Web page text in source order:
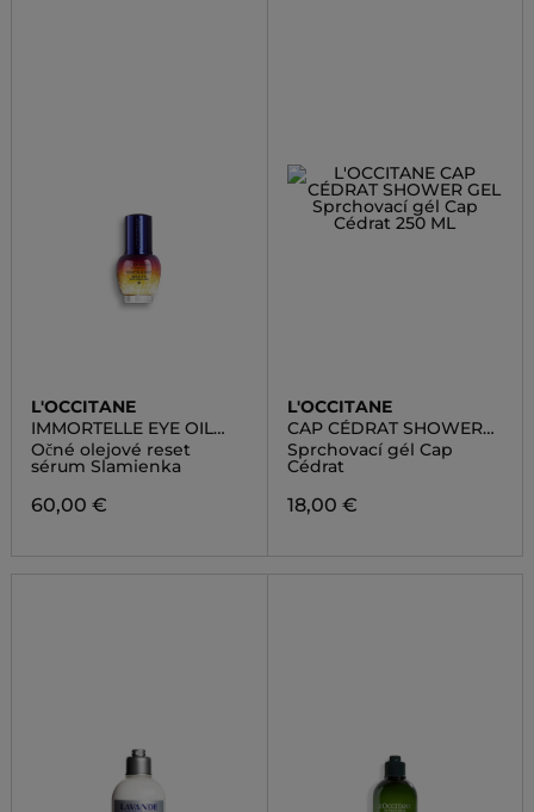
L'OCCITANE
IMMORTELLE EYE OIL
RESET SERUM
Očné olejové reset
sérum Slamienka
60,00 €
L'OCCITANE
CAP CÉDRAT SHOWER
GEL
Sprchovací gél Cap
Cédrat
18,00 €